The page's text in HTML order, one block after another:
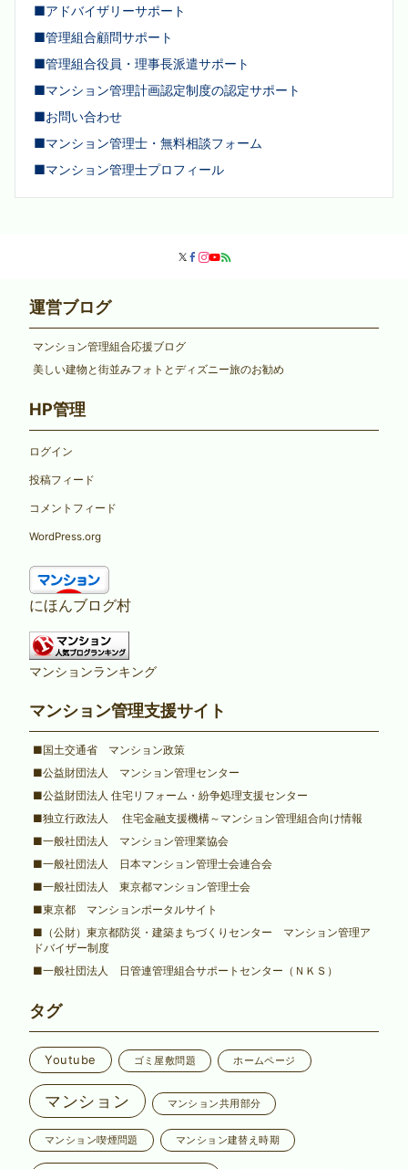
■アドバイザリーサポート
■管理組合顧問サポート
■管理組合役員・理事長派遣サポート
■マンション管理計画認定制度の認定サポート
■お問い合わせ
■マンション管理士・無料相談フォーム
■マンション管理士プロフィール
運営ブログ
マンション管理組合応援ブログ
美しい建物と街並みフォトとディズニー旅のお勧め
HP管理
ログイン
投稿フィード
コメントフィード
WordPress.org
にほんブログ村
マンションランキング
マンション管理支援サイト
■国土交通省 マンション政策
■公益財団法人 マンション管理センター
■公益財団法人 住宅リフォーム・紛争処理支援センター
■独立行政法人 住宅金融支援機構～マンション管理組合向け情報
■一般社団法人 マンション管理業協会
■一般社団法人 日本マンション管理士会連合会
■一般社団法人 東京都マンション管理士会
■東京都 マンションポータルサイト
■（公財）東京都防災・建築まちづくりセンター マンション管理ア
ドバイザー制度
■一般社団法人 日管連管理組合サポートセンター（ＮＫＳ）
タグ
Youtube ゴミ屋敷問題 ホームページ
マンション マンション共用部分
マンション喫煙問題 マンション建替え時期